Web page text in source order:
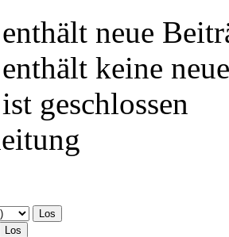
neue
keine
geschlossen